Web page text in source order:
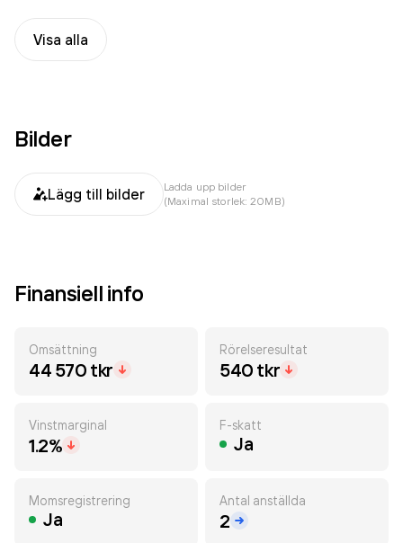
Visa alla
Bilder
Lägg till bilder
Ladda upp bilder
(Maximal storlek: 20MB)
Finansiell info
Omsättning
44 570 tkr
Rörelseresultat
540 tkr
Vinstmarginal
1.2%
F-skatt
Ja
Momsregistrering
Ja
Antal anställda
2